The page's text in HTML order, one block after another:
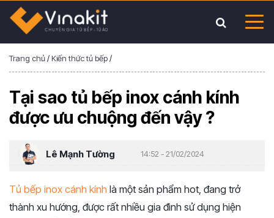
Trang chủ/Kiến thức tủ bếp/
Tại sao tủ bếp inox cánh kính
được ưu chuộng đến vậy ?
Lê Mạnh Tường 14:52 - 21/02/2024
Tủ bếp inox cánh kính là một sản phẩm hot, đang trở
thành xu hướng, được rất nhiều gia đình sử dụng hiện